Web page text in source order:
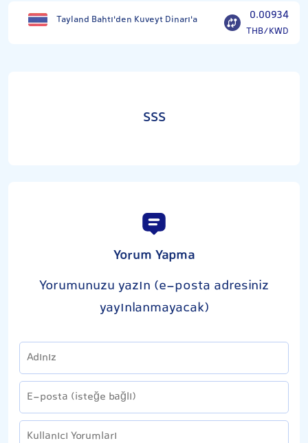
Tayland Bahtı'den Kuveyt Dinarı'a 0.00934
THB/KWD
SSS
Yorum Yapma
Yorumunuzu yazın (e-posta adresiniz
yayınlanmayacak)